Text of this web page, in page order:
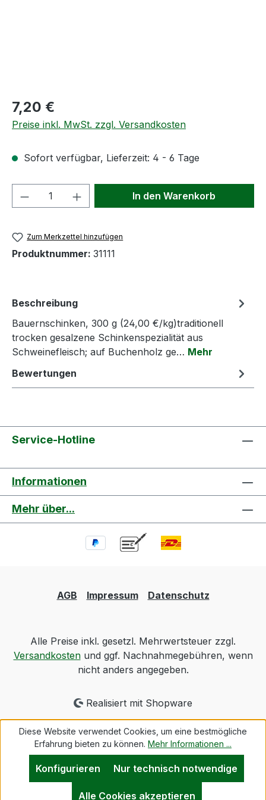
Regulärer Preis:
7,20 €
Preise inkl. MwSt. zzgl. Versandkosten
Sofort verfügbar, Lieferzeit: 4 - 6 Tage
Produkt Anzahl: Gib denIn den Warenkorb
Zum Merkzettel hinzufügen
Produktnummer: 31111
Beschreibung
Bauernschinken, 300 g (24,00 €/kg)traditionell
trocken gesalzene Schinkenspezialität aus
Schweinefleisch; auf Buchenholz ge… Mehr
Bewertungen
Service-Hotline
Informationen
Mehr über...
AGB Impressum Datenschutz
Alle Preise inkl. gesetzl. Mehrwertsteuer zzgl.
Versandkostenund ggf. Nachnahmegebühren, wenn
nicht anders angegeben.
Realisiert mit Shopware
Diese Website verwendet Cookies, um eine bestmögliche
Erfahrung bieten zu können. Mehr Informationen ...
Nur technisch notwendige
Konfigurieren
Alle Cookies akzeptieren